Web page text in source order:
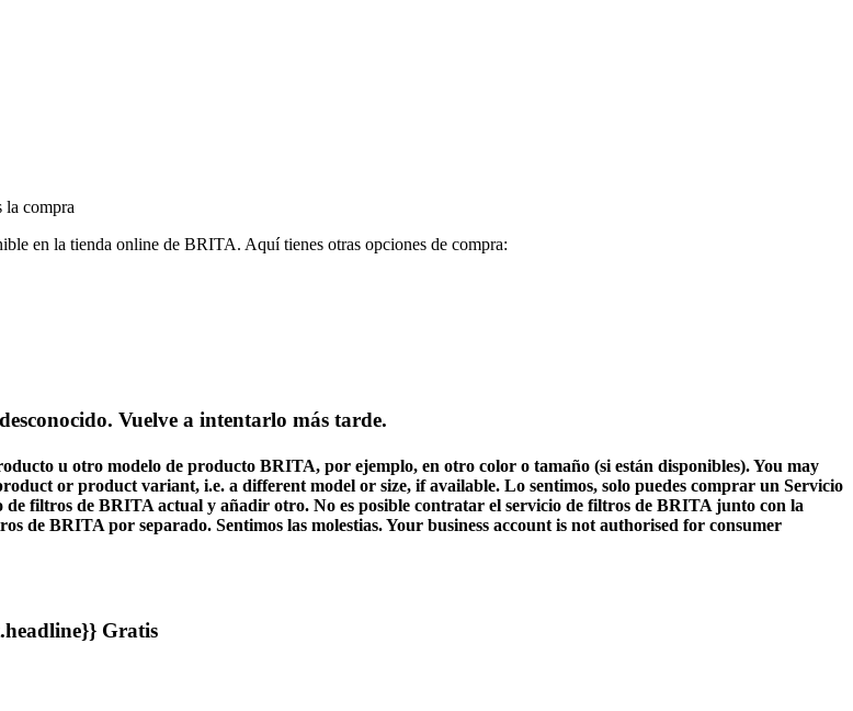
la compra
en la tienda online de BRITA. Aquí tienes otras opciones de compra:
Vuelve a intentarlo más tarde.
u otro modelo de producto BRITA, por ejemplo, en otro color o tamaño (si están disponibles).You may
or product variant, i.e. a different model or size, if available. Lo sentimos, solo puedes comprar un Servicio
de filtros de BRITA actual y añadir otro. No es posible contratar el servicio de filtros de BRITA junto con la
de BRITA por separado. Sentimos las molestias.Your business account is not authorised for consumer
Gratis